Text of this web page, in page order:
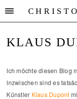
KLAUS
Ich möchte diesen Blog
Inzwischen sind es
Künstler Klaus Dupont